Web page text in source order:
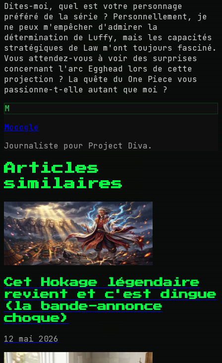
Dites-moi, quel est votre personnage
préféré de la série ? Personnellement, je
ne peux m'empêcher d'admirer la
détermination de Luffy, mais les capacités
stratégiques de Law m'ont toujours fasciné.
Vous attendez-vous à voir des surprises
concernant l'arc Egghead lors de cette
projection ? La quête du One Piece vous
passionne-t-elle autant que moi ?
M
Mooogle
Journaliste pour Project Diva.
Articles
similaires
Cet Hokage légendaire
revient et c'est dingue
(la bande-annonce
choque)
12 mai 2026